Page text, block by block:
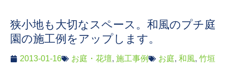
狭小地も大切なスペース。和風のプチ庭
園の施工例をアップします。
2013-01-16 お庭・花壇, 施工事例 お庭, 和風, 竹垣